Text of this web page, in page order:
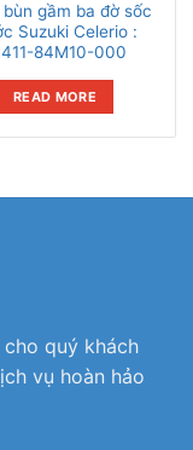
bùn gầm ba đờ sốc
Suzuki Celerio :
84M10-000
READ MORE
quý khách
vụ hoàn hảo